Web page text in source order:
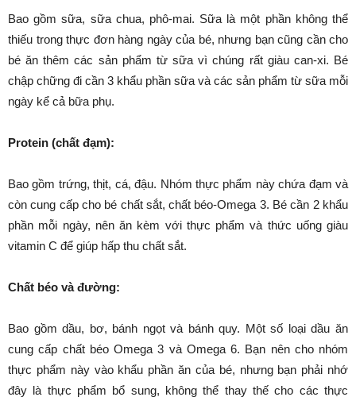
Bao gồm sữa, sữa chua, phô-mai. Sữa là một phần không thể
thiếu trong thực đơn hàng ngày của bé, nhưng bạn cũng cần cho
bé ăn thêm các sản phẩm từ sữa vì chúng rất giàu can-xi. Bé
chập chững đi cần 3 khẩu phần sữa và các sản phẩm từ sữa mỗi
ngày kể cả bữa phụ.
Protein (chất đạm):
Bao gồm trứng, thịt, cá, đậu. Nhóm thực phẩm này chứa đạm và
còn cung cấp cho bé chất sắt, chất béo-Omega 3. Bé cần 2 khẩu
phần mỗi ngày, nên ăn kèm với thực phẩm và thức uống giàu
vitamin C để giúp hấp thu chất sắt.
Chất béo và đường:
Bao gồm dầu, bơ, bánh ngọt và bánh quy. Một số loại dầu ăn
cung cấp chất béo Omega 3 và Omega 6. Bạn nên cho nhóm
thực phẩm này vào khẩu phần ăn của bé, nhưng bạn phải nhớ
đây là thực phẩm bổ sung, không thể thay thế cho các thực